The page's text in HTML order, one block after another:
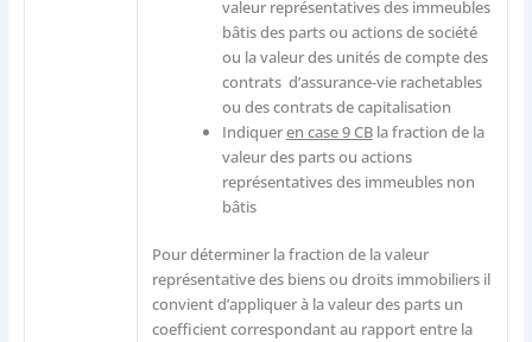
valeur représentatives des immeubles
bâtis des parts ou actions de société
ou la valeur des unités de compte des
contrats d’assurance-vie rachetables
ou des contrats de capitalisation
Indiqueren case 9 CBla fraction de la
valeur des parts ou actions
représentatives des immeubles non
bâtis
Pour déterminer la fraction de la valeur
représentative des biens ou droits immobiliers il
convient d’appliquer à la valeur des parts un
coefficient correspondant au rapport entre la